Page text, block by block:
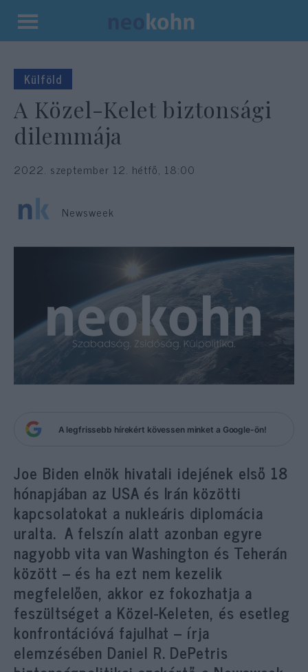
Kilépés
tartalomba
Külföld
A Közel-Kelet biztonsági
dilemmája
2022. szeptember 12. hétfő, 18:00
Newsweek
A legfrissebb hírekért kövessen minket a Google-ön!
Joe Biden elnök hivatali idejének első 18
hónapjában az USA és Irán közötti
kapcsolatokat a nukleáris diplomácia
uralta. A felszín alatt azonban egyre
nagyobb vita van Washington és Teherán
között – és ha ezt nem kezelik
megfelelően, akkor ez fokozhatja a
feszültséget a Közel-Keleten, és esetleg
konfrontációvá fajulhat – írja
elemzésében Daniel R. DePetris